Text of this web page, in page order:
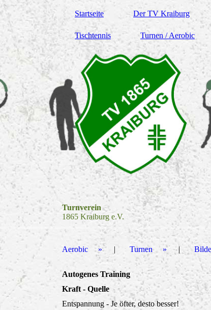
Startseite Der TV Kraiburg
Tischtennis Turnen / Aerobic
Turnverein
1865 Kraiburg e.V.
Aerobic Turnen
Autogenes Training
Kraft - Quelle
Entspannung - Je öfter, desto besser!